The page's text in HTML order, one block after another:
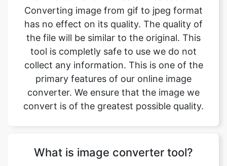
tool is completly safe to use we do not
collect any information. This is one of the
primary features of our online image
converter. We ensure that the image we
convert is of the greatest possible quality.
What is image converter tool?
another format. Converting image files are